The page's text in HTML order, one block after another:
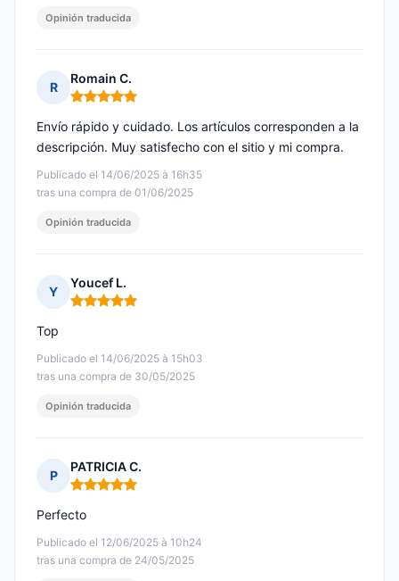
Opinión traducida
R
Romain C.
Nota: 5 de 5
Publicado el 14/06/2025 à 16h35
tras una compra de 01/06/2025
Envío rápido y cuidado. Los artículos corresponden a la
descripción. Muy satisfecho con el sitio y mi compra.
Opinión traducida
Y
Youcef L.
Nota: 5 de 5
Publicado el 14/06/2025 à 15h03
tras una compra de 30/05/2025
Top
Opinión traducida
P
PATRICIA C.
Nota: 5 de 5
Publicado el 12/06/2025 à 10h24
tras una compra de 24/05/2025
Perfecto